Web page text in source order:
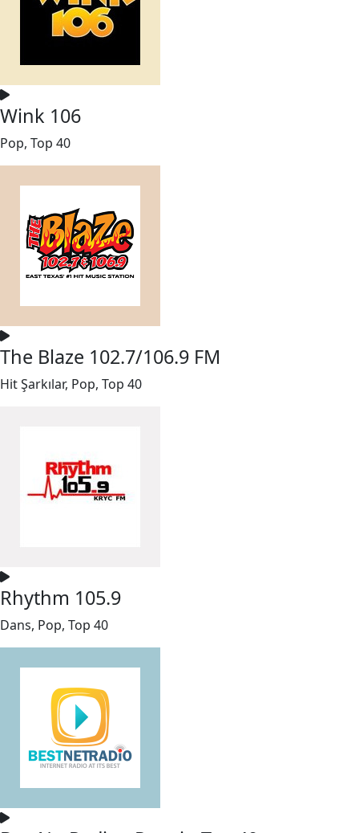
Wink 106
Pop, Top 40
The Blaze 102.7/106.9 FM
Hit Şarkılar, Pop, Top 40
Rhythm 105.9
Dans, Pop, Top 40